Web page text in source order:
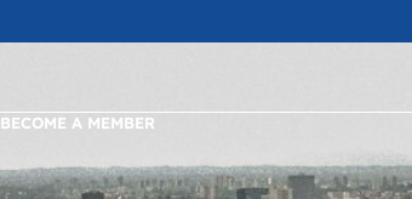
BECOME A MEMBER